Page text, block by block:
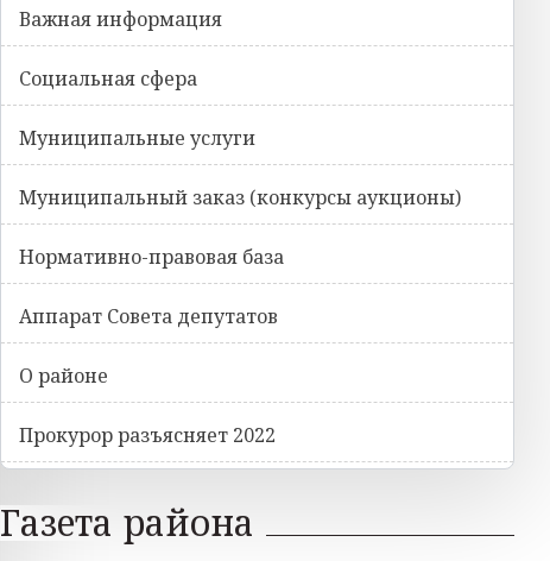
Важная информация
Социальная сфера
Муниципальные услуги
Муниципальный заказ (конкурсы аукционы)
Нормативно-правовая база
Аппарат Совета депутатов
О районе
Прокурор разъясняет 2022
Газета района